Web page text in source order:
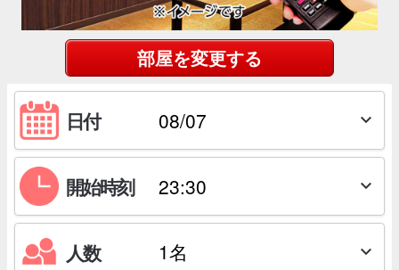
部屋を変更する
日付 
開始時刻 
人数 